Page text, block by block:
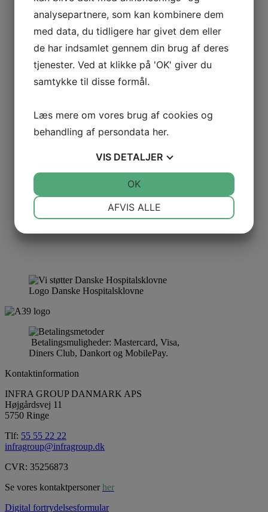
Læg i kurv
Zoneskilt med galgestander E51 1-sidet
2.241,00 dkk 2.128,95dkk
Pris: ex. moms | 2.661,19 (inkl. moms)
– Zoneskilt med galgestander E51 1-sidet antal
+
Logo Danske Hospitalsklovne
Betalingsmuligheder: Mastercard, Visa,
Diners Club, Dankort og MobilePay.
Kontaktinformation
INFRA GROUP DANMARK APS
Højgårdsvej 11
5750 Ringe
Tlf: 55 55 22 22
infragroup@infragroup.dk
CVR: 35256873
Se vores kontaktpersoner her
Digital fortrydelsesformular
analysepartnere, som kan kombinere dem
med data, du tidligere har givet dem eller
de har indsamlet gennem din brug af deres
tjenester. Ved at klikke på 'OK' giver du
samtykke til disse formål.
Læs mere om vores brug af cookies og
behandling af persondata her.
VIS DETALJER
AFVIS ALLE
OK